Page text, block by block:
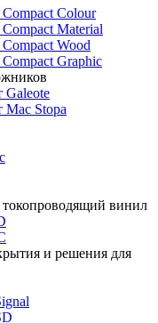
Colour
Material
Wood
Graphic
Galeote
Stopa
токопроводящий винил
и решения для